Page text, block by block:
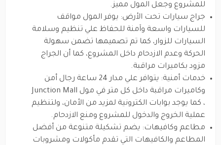
للمشروع وجعل المول مميز.
جراج سيارات تحت الأرض: يوفر المول مواقف
للسيارات واسعة وآمنة للحفاظ علي تنظيم وسلامة
السيارات للزوار، كما تم تصميمها تضمن سهولة
الحركة وعدم الازدحام داخل المشروع، كما أن الجراج
مزود بكاميرات مراقبة.
خدمات أمنية: يتوافر علي مدار 24 ساعة رجال أمن
وكاميرات مراقبة داخل كل متر في مول Junction Mall
، كما يوجد بوابات الكترونية لمزيد من الأمان، ولتنظيم
عملية الخروج والدخول للمشروع ومنع الازدحام.
مطاعم وكافيهات: يضم تشكيلة متنوعة من أفضل
المطاعم والكافيهات التي تقدم مأكولات ومشروبات